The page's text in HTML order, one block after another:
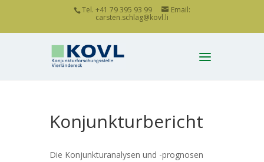
Tel. +41 79 395 93 99 Email:
carsten.schlag@kovl.li
Konjunkturbericht
Die Konjunkturanalysen und -prognosen